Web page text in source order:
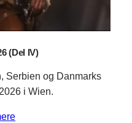
(Del IV)
Serbien og Danmarks
i Wien.